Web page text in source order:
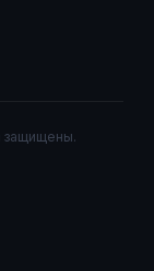
защищены.